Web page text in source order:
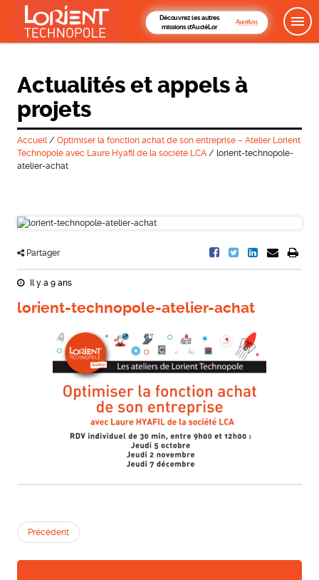
Découvrez les autres
missions d'AudéLor
Actualités et appels à
projets
Accueil/ Optimiser la fonction achat de son entreprise – Atelier Lorient
Technopole avec Laure Hyafil de la société LCA/ lorient-technopole-
atelier-achat
Partager
Il y a 9 ans
lorient-technopole-atelier-achat
Précédent